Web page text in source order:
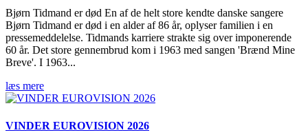
Bjørn Tidmand er død En af de helt store kendte danske sangere
Bjørn Tidmand er død i en alder af 86 år, oplyser familien i en
pressemeddelelse. Tidmands karriere strakte sig over imponerende
60 år. Det store gennembrud kom i 1963 med sangen 'Brænd Mine
Breve'. I 1963...
læs mere
VINDER EUROVISION 2026